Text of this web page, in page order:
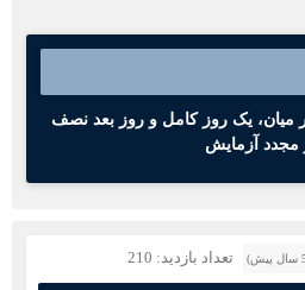
میان، یک روز کامل و روز بعد نصف
آزمایش
تعداد بازدید: 210